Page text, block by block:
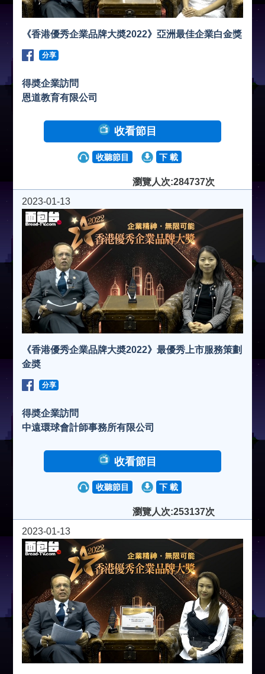
《香港優秀企業品牌大奬2022》亞洲最佳企業白金獎
分享
得奬企業訪問
恩道教育有限公司
收看節目
收聽節目 下 載
瀏覽人次:284737次
2023-01-13
《香港優秀企業品牌大奬2022》最優秀上市服務策劃
金奬
分享
得奬企業訪問
中遠環球會計師事務所有限公司
收看節目
收聽節目 下 載
瀏覽人次:253137次
2023-01-13